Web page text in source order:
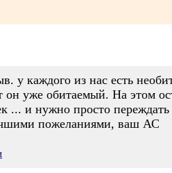
у каждого из нас есть
уже обитаемый. На этом
и нужно просто
пожеланиями, ваш АС